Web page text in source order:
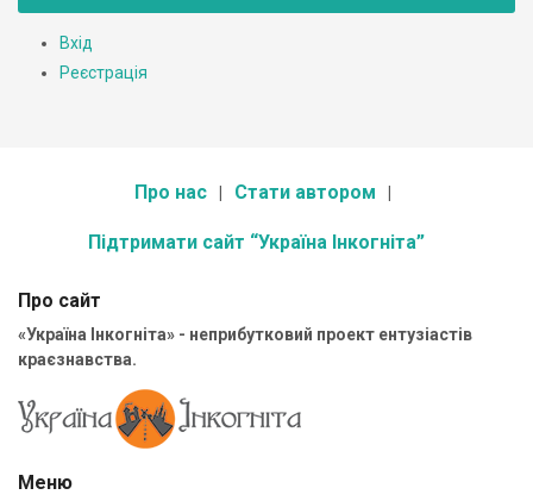
Вхід
Реєстрація
Про нас Стати автором
Підтримати сайт “Україна Інкогніта”
Про сайт
«Україна Інкогніта» - неприбутковий проект ентузіастів
краєзнавства.
Меню